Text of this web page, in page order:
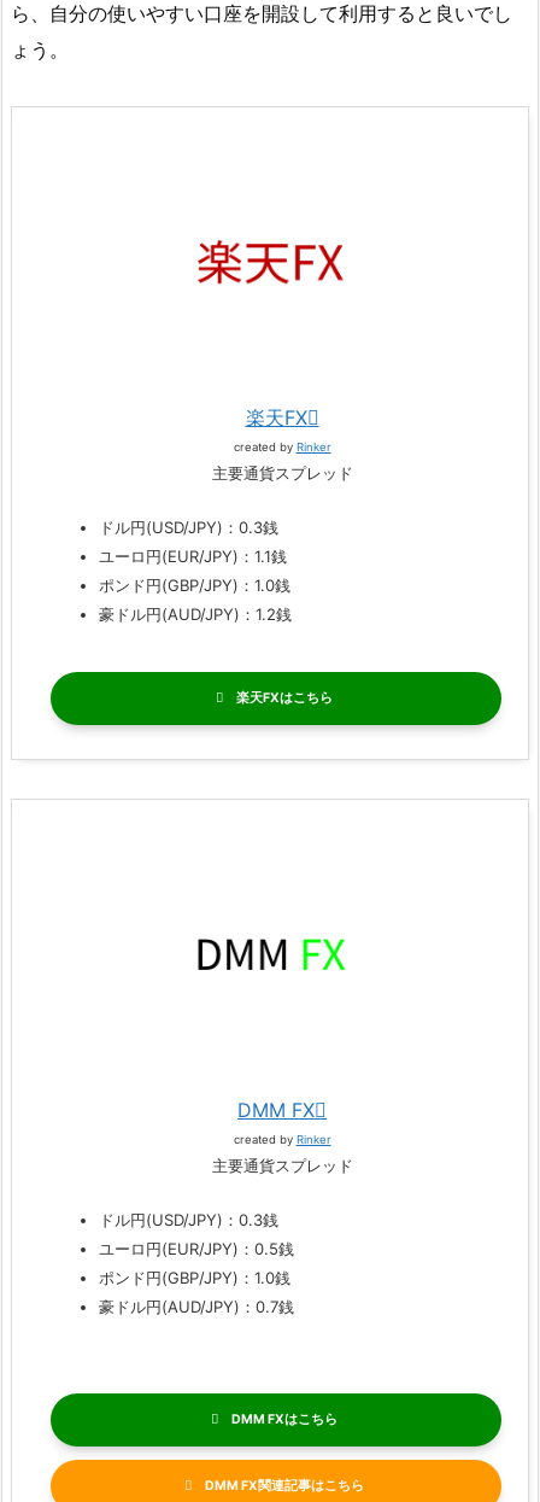
ら、自分の使いやすい口座を開設して利用すると良いでし
ょう。
楽天FX
created by Rinker
主要通貨スプレッド
ドル円(USD/JPY)：0.3銭
ユーロ円(EUR/JPY)：1.1銭
ポンド円(GBP/JPY)：1.0銭
豪ドル円(AUD/JPY)：1.2銭
楽天FX
DMM FX
created by Rinker
主要通貨スプレッド
ドル円(USD/JPY)：0.3銭
ユーロ円(EUR/JPY)：0.5銭
ポンド円(GBP/JPY)：1.0銭
豪ドル円(AUD/JPY)：0.7銭
DMM FX
DMM FX関連記事